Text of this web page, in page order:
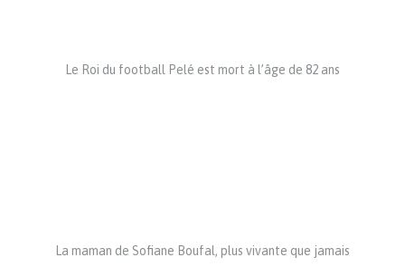
Le Roi du football Pelé est mort à l’âge de 82 ans
La maman de Sofiane Boufal, plus vivante que jamais